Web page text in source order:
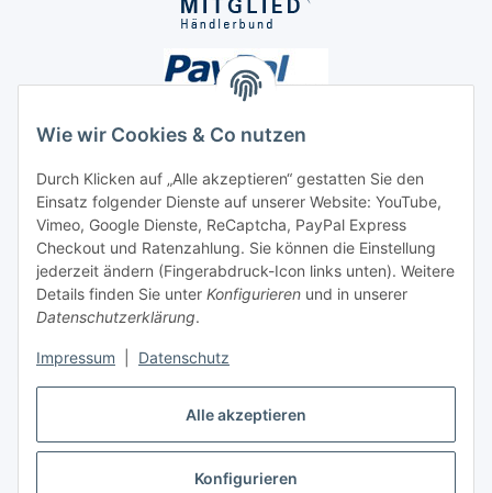
Alle akzeptieren
Konfigurieren
Wie wir Cookies & Co nutzen
Durch Klicken auf „Alle akzeptieren“ gestatten Sie den
Einsatz folgender Dienste auf unserer Website: YouTube,
Vimeo, Google Dienste, ReCaptcha, PayPal Express
Checkout und Ratenzahlung. Sie können die Einstellung
jederzeit ändern (Fingerabdruck-Icon links unten). Weitere
Details finden Sie unter Konfigurieren und in unserer
Datenschutzerklärung.
Impressum Datenschutz
Unsere Seiten
Social Media
Vertrag widerrufen
* Alle Preise inkl. gesetzlicher USt., ** siehe Lieferbedingungen, zzgl.